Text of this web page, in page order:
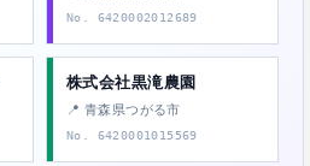
No. 6420002012689
株式会社黒滝農園
📍 青森県つがる市
No. 6420001015569